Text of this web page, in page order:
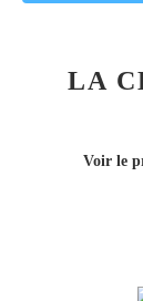
LA
Voir le